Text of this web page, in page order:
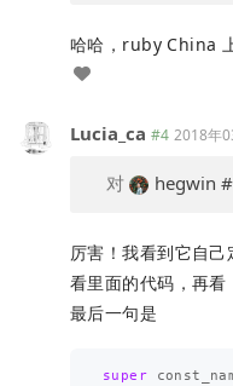
哈哈，ruby China
Lucia_ca #4 2018年
对 hegwin
厉害！我看到它自
看里面的代码，再
最后一句是
super